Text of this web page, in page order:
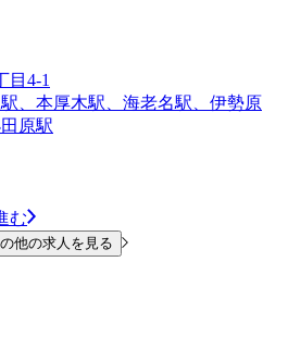
目4-1
、本厚木駅、海老名駅、伊勢原
原駅
む
他の求人を見る